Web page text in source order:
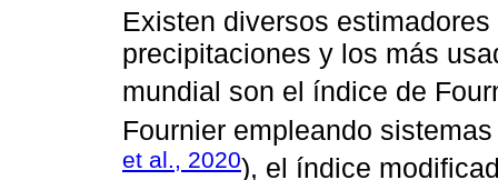
Existen diversos
precipitaciones y los más
mundial son el índice de
Fournier empleando
et al., 2020), el índice